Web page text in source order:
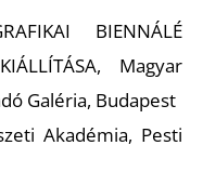
BIENNÁLÉ
Magyar
Galéria, Budapest
Akadémia, Pesti